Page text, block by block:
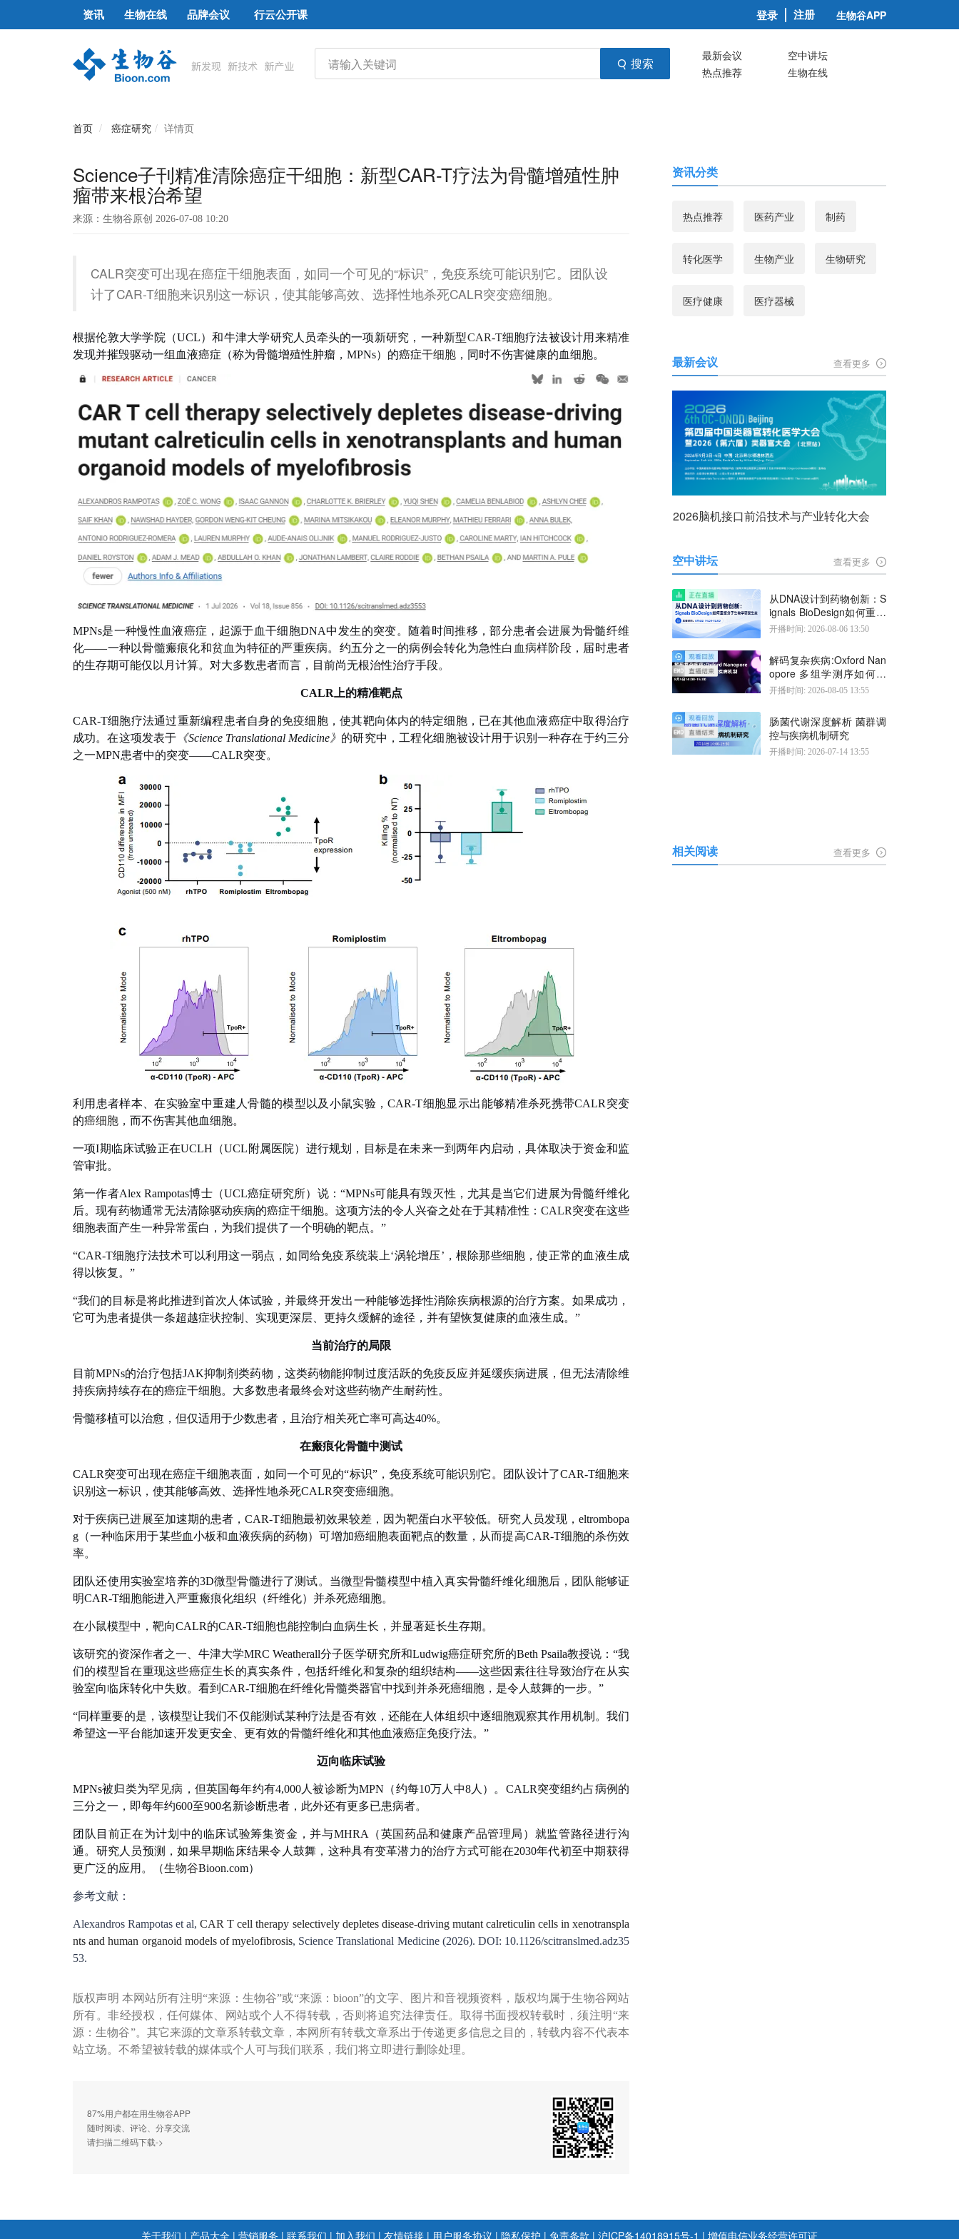
资讯 生物在线 品牌会议 行云公开课 登录 注册 生物谷APP
搜索 最新会议
空中讲坛
热点推荐
生物在线
首页 癌症研究 详情页
Science子刊精准清除癌症干细胞：新型CAR-T疗法为骨髓增殖性肿
瘤带来根治希望
来源：生物谷原创 2026-07-08 10:20
CALR突变可出现在癌症干细胞表面，如同一个可见的“标识”，免疫系统可能识别它。团队设
计了CAR-T细胞来识别这一标识，使其能够高效、选择性地杀死CALR突变癌细胞。
根据伦敦大学学院（UCL）和牛津大学研究人员牵头的一项新研究，一种新型CAR-T细胞疗法被设计用来精准
发现并摧毁驱动一组血液癌症（称为骨髓增殖性肿瘤，MPNs）的癌症干细胞 ，同时不伤害健康的血细胞。
MPNs是一种慢性血液癌症，起源于血干细胞DNA中发生的突变。随着时间推移，部分患者会进展为骨髓纤维
化——一种以骨髓瘢痕化和贫血 为特征的严重疾病。约五分之一的病例会转化为急性白血病样阶段，届时患者
的生存期可能仅以月计算。对大多数患者而言，目前尚无根治性治疗手段。
CALR上的精准靶点
CAR-T细胞疗法通过重新编程患者自身的免疫细胞，使其靶向体内的特定细胞，已在其他血液癌症中取得治疗
成功。在这项发表于 《Science Translational Medicine》 的研究中，工程化细胞被设计用于识别一种存在于约三分
之一MPN患者中的突变——CALR突变。
利用患者样本、在实验室中重建人骨髓的模型以及小鼠实验，CAR-T细胞显示出能够精准杀死携带CALR突变
的癌细胞 ，而不伤害其他血细胞。
一项I期临床试验正在UCLH（UCL附属医院）进行规划，目标是在未来一到两年内启动，具体取决于资金和监
管审批。
第一作者Alex Rampotas博士（UCL癌症研究所）说：“MPNs可能具有毁灭性，尤其是当它们进展为骨髓纤维化
后。现有药物通常无法清除驱动疾病的癌症干细胞。这项方法的令人兴奋之处在于其精准性：CALR突变在这些
细胞表面产生一种异常蛋白，为我们提供了一个明确的靶点。”
“CAR-T细胞疗法技术可以利用这一弱点，如同给免疫系统装上‘涡轮增压’，根除那些细胞，使正常的血液生成
得以恢复。”
“我们的目标是将此推进到首次人体试验，并最终开发出一种能够选择性消除疾病根源的治疗方案。如果成功，
它可为患者提供一条超越症状控制、实现更深层、更持久缓解的途径，并有望恢复健康的血液生成。”
当前治疗的局限
目前MPNs的治疗包括JAK抑制剂类药物，这类药物能抑制过度活跃的免疫反应并延缓疾病进展，但无法清除维
持疾病持续存在的癌症干细胞。大多数患者最终会对这些药物产生耐药性。
骨髓移植可以治愈，但仅适用于少数患者，且治疗相关死亡率可高达40%。
在瘢痕化骨髓中测试
CALR突变可出现在癌症干细胞表面，如同一个可见的“标识”，免疫系统可能识别它。团队设计了CAR-T细胞来
识别这一标识，使其能够高效、选择性地杀死CALR突变癌细胞。
对于疾病已进展至加速期的患者，CAR-T细胞最初效果较差，因为靶蛋白水平较低。研究人员发现，eltrombopa
g（一种临床用于某些血小板和血液疾病的药物）可增加癌细胞表面靶点的数量，从而提高CAR-T细胞的杀伤效
率。
团队还使用实验室培养的3D微型骨髓进行了测试。当微型骨髓模型中植入真实骨髓纤维化细胞后，团队能够证
明CAR-T细胞能进入严重瘢痕化组织（纤维化）并杀死癌细胞。
在小鼠模型中，靶向CALR的CAR-T细胞也能控制白血病生长，并显著延长生存期。
该研究的资深作者之一、牛津大学MRC Weatherall分子医学研究所和Ludwig癌症研究所的Beth Psaila教授说：“我
们的模型旨在重现这些癌症生长的真实条件，包括纤维化和复杂的组织结构——这些因素往往导致治疗在从实
验室向临床转化中失败。看到CAR-T细胞在纤维化骨髓类器官中找到并杀死癌细胞，是令人鼓舞的一步。”
“同样重要的是，该模型让我们不仅能测试某种疗法是否有效，还能在人体组织中逐细胞观察其作用机制。我们
希望这一平台能加速开发更安全、更有效的骨髓纤维化和其他血液癌症免疫疗法。”
迈向临床试验
MPNs被归类为罕见病 ，但英国每年约有4,000人被诊断为MPN（约每10万人中8人）。CALR突变组约占病例的
三分之一，即每年约600至900名新诊断患者，此外还有更多已患病者。
团队目前正在为计划中的临床试验筹集资金，并与MHRA（英国药品和健康产品管理局）就监管路径进行沟
通。研究人员预测，如果早期临床结果令人鼓舞，这种具有变革潜力的治疗方式可能在2030年代初至中期获得
更广泛的应用。
（生物谷Bioon.com）
参考文献：
Alexandros Rampotas et al,CAR T cell therapy selectively depletes disease-driving mutant calreticulin cells in xenotranspla
nts and human organoid models of myelofibrosis, Science Translational Medicine (2026). DOI: 10.1126/scitranslmed.adz35
53.
版权声明 本网站所有注明“来源：生物谷”或“来源：bioon”的文字、图片和音视频资料，版权均属于生物谷网站
所有。非经授权，任何媒体、网站或个人不得转载，否则将追究法律责任。取得书面授权转载时，须注明“来
源：生物谷”。其它来源的文章系转载文章，本网所有转载文章系出于传递更多信息之目的，转载内容不代表本
站立场。不希望被转载的媒体或个人可与我们联系，我们将立即进行删除处理。
87%用户都在用生物谷APP
随时阅读、评论、分享交流
请扫描二维码下载->
资讯分类
热点推荐 医药产业 制药
转化医学 生物产业 生物研究
医疗健康 医疗器械
最新会议 查看更多
2026脑机接口前沿技术与产业转化大会
空中讲坛 查看更多
从DNA设计到药物创新：S
ignals BioDesign如何重塑
分子生物学研发生态
开播时间: 2026-08-06 13:50
解码复杂疾病:Oxford Nan
opore 多组学测序如何揭
示疾病机制
开播时间: 2026-08-05 13:55
肠菌代谢深度解析 菌群调
控与疾病机制研究
开播时间: 2026-07-14 13:55
相关阅读 查看更多
关于我们 | 产品大全 | 营销服务 | 联系我们 | 加入我们 | 友情链接 | 用户服务协议 | 隐私保护 | 免责条款 | 沪ICP备14018915号-1 | 增值电信业务经营许可证